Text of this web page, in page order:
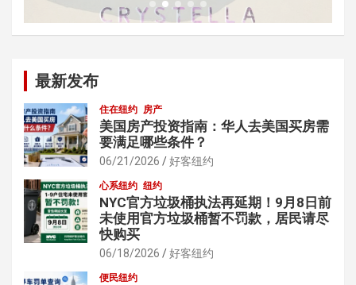
最新发布
住在纽约 房产
美国房产投资指南：华人去美国买房需
要满足哪些条件？
06/21/2026 好客纽约
心系纽约 纽约
NYC官方垃圾桶执法再延期！9月8日前
未使用官方垃圾桶暂不罚款，居民请尽
快购买
06/18/2026 好客纽约
便民纽约